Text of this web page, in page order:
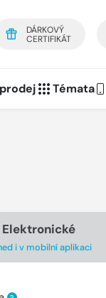
DÁRKOVÝ
CERTIFIKÁT
Témata
Elektronické
i v mobilní aplikaci